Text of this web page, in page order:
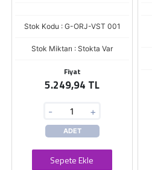
Stok Kodu : G-ORJ-VST 001
Stok Miktarı : Stokta Var
Fiyat
5.249,94 TL
- +
ADET
Sepete Ekle